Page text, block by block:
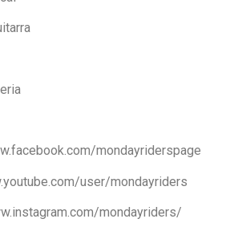
mondayriderspage
user/mondayriders
mondayriders/